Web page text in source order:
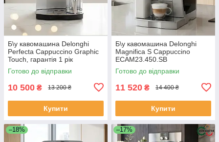
Б\у кавомашина Delonghi
Perfecta Cappuccino Graphic
Touch, гарантія 1 рік
Готово до відправки
10 500 ₴ 13 200 ₴
Купити
Б\у кавомашина Delonghi
Magnifica S Cappuccino
ECAM23.450.SB
Готово до відправки
11 520 ₴ 14 400 ₴
Купити
–18% –17%